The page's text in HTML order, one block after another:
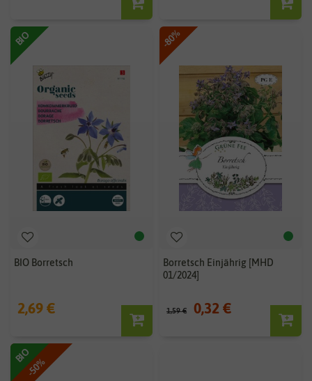
BIO
BIO Borretsch
2,69 €
-80%
Borretsch Einjährig [MHD
01/2024]
1,59 € 0,32 €
-50%
BIO